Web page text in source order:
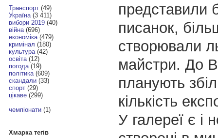
Транспорт(49)
Україна(3 411)
вибори 2019(40)
війна(696)
економіка(479)
кримінал (180)
культура(42)
освіта(12)
погода(19)
політика(609)
скандали(33)
спорт(29)
цікаве(299)
чемпіонати(1)
Хмарка тегів
представили
писанок,
створювали
майстри. До
планують
кількість
У галереї є і